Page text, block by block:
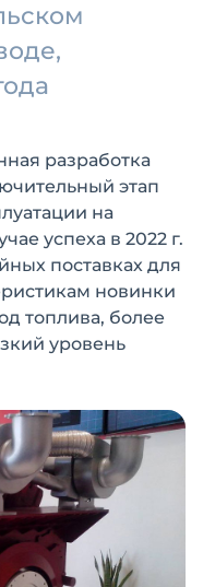
разработка
этап
на
успеха в 2022 г.
поставках для
новинки
топлива, более
уровень